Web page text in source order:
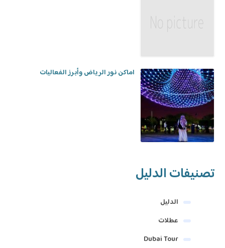
اماكن نور الرياض وأبرز الفعاليات
تصنيفات الدليل
الدليل
عطلات
Dubai Tour